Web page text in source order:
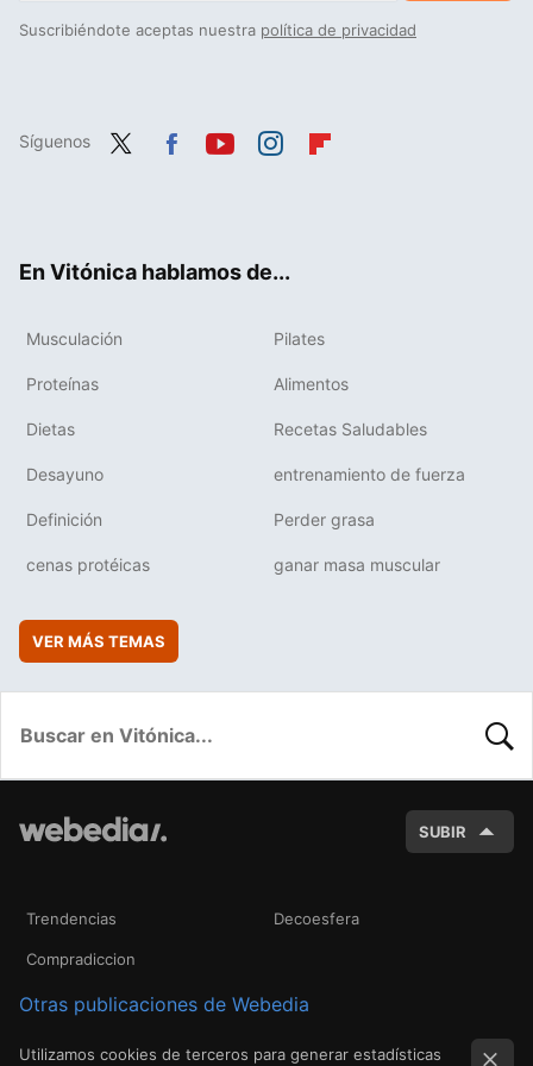
Suscribiéndote aceptas nuestra política de privacidad
Síguenos
En Vitónica hablamos de...
Musculación Pilates
Proteínas Alimentos
Dietas Recetas Saludables
Desayuno entrenamiento de fuerza
Definición Perder grasa
cenas protéicas ganar masa muscular
VER MÁS TEMAS
SUBIR
Trendencias Decoesfera
Compradiccion
Otras publicaciones de Webedia
Utilizamos cookies de terceros para generar estadísticas